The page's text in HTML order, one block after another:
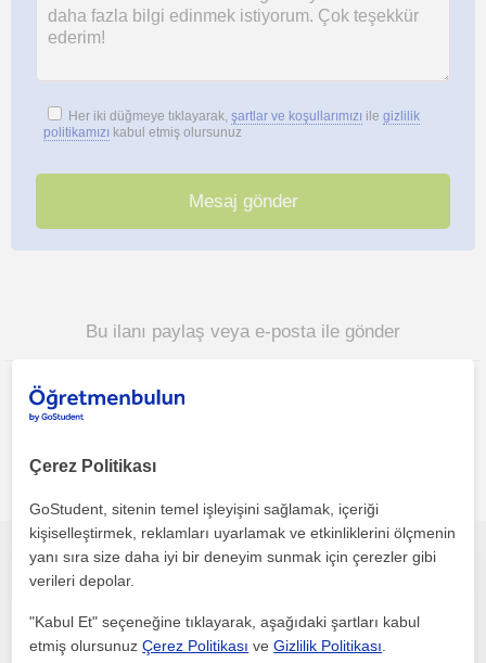
Her iki düğmeye tıklayarak, şartlar ve koşullarımızı ile gizlilik
politikamızı kabul etmiş olursunuz
Bu ilanı paylaş veya e-posta ile gönder
Uzman Biyologdan YKS Biyoloji Online Ders
Biyoloji
Çevrimiçi dersler
Çerez Politikası
GoStudent, sitenin temel işleyişini sağlamak, içeriği
kişiselleştirmek, reklamları uyarlamak ve etkinliklerini ölçmenin
yanı sıra size daha iyi bir deneyim sunmak için çerezler gibi
verileri depolar.
"Kabul Et" seçeneğine tıklayarak, aşağıdaki şartları kabul
etmiş olursunuzÇerez Politikası veGizlilik Politikası